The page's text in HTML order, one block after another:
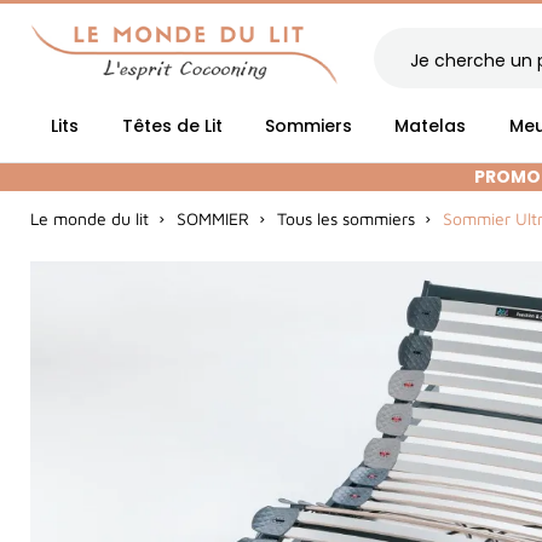
Lits Têtes de Lit Sommiers Matelas
Le monde du lit SOMMIER Tous les sommiers Sommier